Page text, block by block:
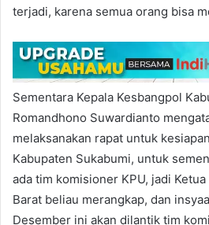
terjadi, karena semua orang bisa
Sementara Kepala Kesbangpol
Romandhono Suwardianto
melaksanakan rapat untuk
Kabupaten Sukabumi, untuk
ada tim komisioner KPU, jadi
Barat beliau merangkap, dan
Desember ini akan dilantik tim